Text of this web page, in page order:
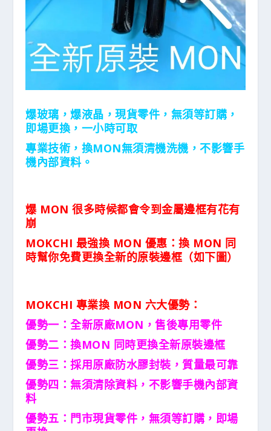
爆玻璃，爆液晶，現貨零件，無須等訂購，
即場更換，一小時可取
專業技術，換MON無須清機洗機，不影響手
機內部資料。
爆 MON 很多時候都會令到金屬邊框有花有
崩
MOKCHI 最強換 MON 優惠：換 MON 同
時幫你免費更換全新的原裝邊框 （如下圖）
MOKCHI 專業換 MON 六大優勢：
優勢一：全新原廠MON，售後專用零件
優勢二：換MON 同時更換全新原裝邊框
優勢三：採用原廠防水膠封裝，質量最可靠
優勢四：無須清除資料，不影響手機內部資
料
優勢五：門市現貨零件，無須等訂購，即場